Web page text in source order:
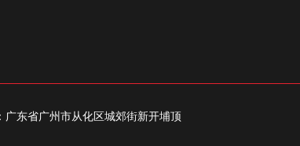
省广州市从化区城郊街新开埔顶